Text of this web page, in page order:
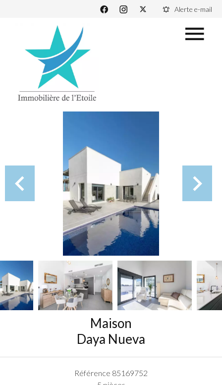
Alerte e-mail
Maison
Daya Nueva
Référence 85169752